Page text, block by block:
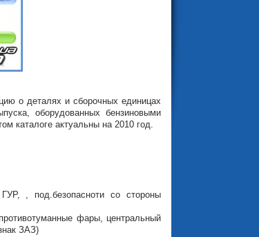
о деталях и сборочных единицах
оборудованных бензиновыми
каталоге актуальны на 2010 год.
, под.безопасноти со стороны
фары, центральный
ЗАЗ)